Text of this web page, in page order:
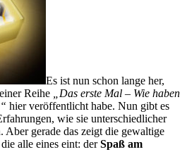
Es ist nun schon lange her,
Reihe
„Das erste Mal – Wie haben
hier veröffentlicht habe. Nun gibt es
wie sie unterschiedlicher
Aber gerade das zeigt die gewaltige
alle eines eint: derSpaß am